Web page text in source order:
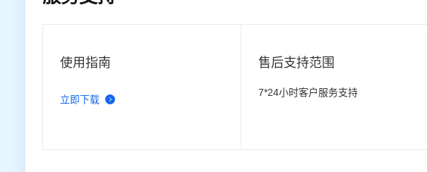
使用指南
立即下载
售后支持范围
7*24小时客户服务支持